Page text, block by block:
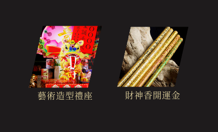
藝術造型禮座 財神香開運金